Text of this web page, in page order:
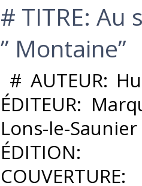
‎# TITRE: Au
” Montaine”‎
# AUTEUR:
ÉDITEUR:
Lons-le-